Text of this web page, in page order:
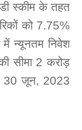
स्‍कीम के तहत
को 7.75%
न्यूनतम निवेश
सीमा 2 करोड़
30 जून, 2023